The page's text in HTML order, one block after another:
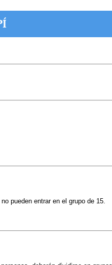
pueden entrar en el grupo de 15.